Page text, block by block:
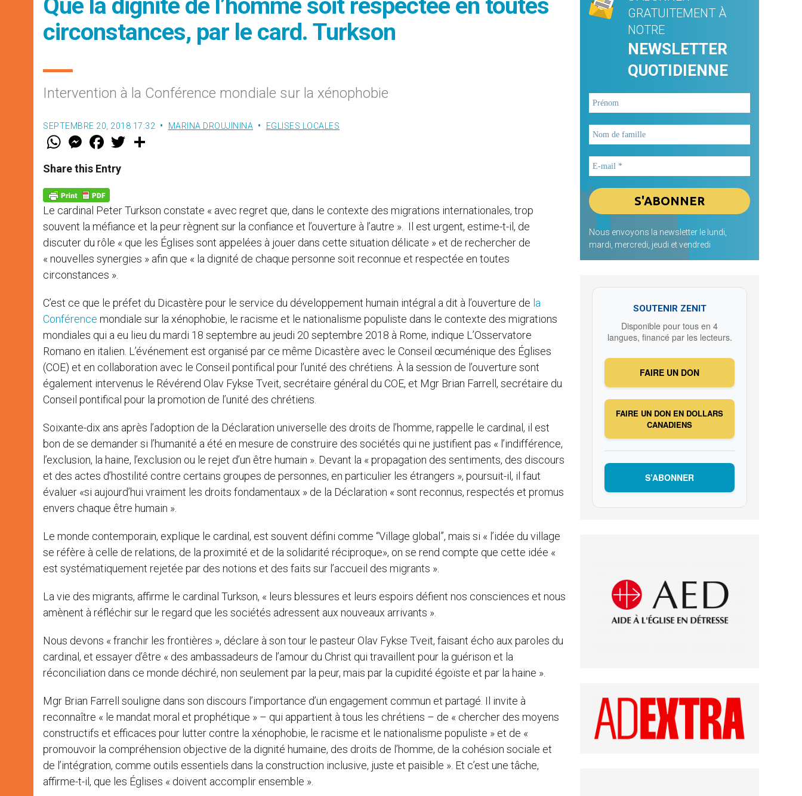
Que la dignité de l’homme soit respectée en toutes
circonstances, par le card. Turkson
Intervention à la Conférence mondiale sur la xénophobie
SEPTEMBRE 20, 2018 17:32 MARINA DROUJININA EGLISES LOCALES
W
t
s
p
p
M
e
s
e
g
e
r
F
a
e
b
k
w
Share this Entry
Le cardinal Peter Turkson constate « avec regret que, dans le contexte des migrations internationales, trop
souvent la méfiance et la peur règnent sur la confiance et l’ouverture à l’autre ». Il est urgent, estime-t-il, de
discuter du rôle « que les Églises sont appelées à jouer dans cette situation délicate » et de rechercher de
« nouvelles synergies » afin que « la dignité de chaque personne soit reconnue et respectée en toutes
circonstances ».
C’est ce que le préfet du Dicastère pour le service du développement humain intégral a dit à l’ouverture de la
Conférence mondiale sur la xénophobie, le racisme et le nationalisme populiste dans le contexte des migrations
mondiales qui a eu lieu du mardi 18 septembre au jeudi 20 septembre 2018 à Rome, indique L’Osservatore
Romano en italien. L’événement est organisé par ce même Dicastère avec le Conseil œcuménique des Églises
(COE) et en collaboration avec le Conseil pontifical pour l’unité des chrétiens. À la session de l’ouverture sont
également intervenus le Révérend Olav Fykse Tveit, secrétaire général du COE, et Mgr Brian Farrell, secrétaire du
Conseil pontifical pour la promotion de l’unité des chrétiens.
Soixante-dix ans après l’adoption de la Déclaration universelle des droits de l’homme, rappelle le cardinal, il est
bon de se demander si l’humanité a été en mesure de construire des sociétés qui ne justifient pas « l’indifférence,
l’exclusion, la haine, l’exclusion ou le rejet d’un être humain ». Devant la « propagation des sentiments, des discours
et des actes d’hostilité contre certains groupes de personnes, en particulier les étrangers », poursuit-il, il faut
évaluer «si aujourd’hui vraiment les droits fondamentaux » de la Déclaration « sont reconnus, respectés et promus
envers chaque être humain ».
Le monde contemporain, explique le cardinal, est souvent défini comme “Village global”, mais si « l’idée du village
se réfère à celle de relations, de la proximité et de la solidarité réciproque», on se rend compte que cette idée «
est systématiquement rejetée par des notions et des faits sur l’accueil des migrants ».
La vie des migrants, affirme le cardinal Turkson, « leurs blessures et leurs espoirs défient nos consciences et nous
amènent à réfléchir sur le regard que les sociétés adressent aux nouveaux arrivants ».
Nous devons « franchir les frontières », déclare à son tour le pasteur Olav Fykse Tveit, faisant écho aux paroles du
cardinal, et essayer d’être « des ambassadeurs de l’amour du Christ qui travaillent pour la guérison et la
réconciliation dans ce monde déchiré, non seulement par la peur, mais par la cupidité égoïste et par la haine ».
Mgr Brian Farrell souligne dans son discours l’importance d’un engagement commun et partagé. Il invite à
reconnaître « le mandat moral et prophétique » – qui appartient à tous les chrétiens – de « chercher des moyens
constructifs et efficaces pour lutter contre la xénophobie, le racisme et le nationalisme populiste » et de «
promouvoir la compréhension objective de la dignité humaine, des droits de l’homme, de la cohésion sociale et
de l’intégration, comme outils essentiels dans la construction inclusive, juste et paisible ». Et c’est une tâche,
affirme-t-il, que les Églises « doivent accomplir ensemble ».
GRATUITEMENT À
NOTRE
NEWSLETTER
QUOTIDIENNE
Nous envoyons la newsletter le lundi,
mardi, mercredi, jeudi et vendredi
SOUTENIR ZENIT
Disponible pour tous en 4
langues, financé par les lecteurs.
FAIRE UN DON
FAIRE UN DON EN DOLLARS
CANADIENS
S’ABONNER